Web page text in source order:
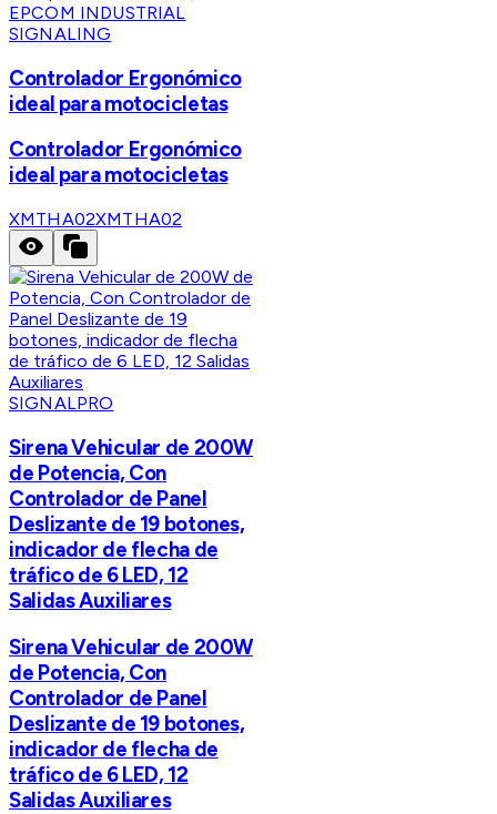
EPCOM INDUSTRIAL
SIGNALING
Controlador Ergonómico
ideal para motocicletas
Controlador Ergonómico
ideal para motocicletas
XMTHA02XMTHA02
SIGNALPRO
Sirena Vehicular de 200W
de Potencia, Con
Controlador de Panel
Deslizante de 19 botones,
indicador de flecha de
tráfico de 6 LED, 12
Salidas Auxiliares
Sirena Vehicular de 200W
de Potencia, Con
Controlador de Panel
Deslizante de 19 botones,
indicador de flecha de
tráfico de 6 LED, 12
Salidas Auxiliares